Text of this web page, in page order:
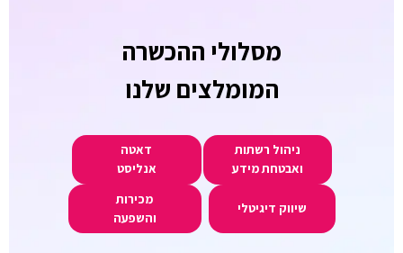
מסלולי ההכשרה
המומלצים שלנו
ניהול רשתות
ואבטחת מידע
דאטה
אנליסט
שיווק דיגיטלי
מכירות
והשפעה